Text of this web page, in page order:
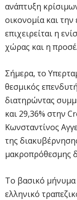
ανάπτυξη
οικονομία και την
επιχειρείται η
χώρας και η
Σήμερα, το
θεσμικός
διατηρώντας
και 29,36% στην
Κωνσταντίνος
της
μακροπρόθεσμης
Το βασικό μήνυμα
ελληνικό